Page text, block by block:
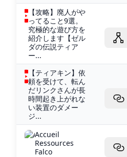
【攻略】廃人がや
ってること9選。
究極的な遊び方を
紹介します【ゼル
ダの伝説ティア
ー...
【ティアキン】依
頼を受けて、転ん
だリンクさんが長
時間起き上がれな
い装置のダメー
ジ...
Accueil
Ressources
Falco